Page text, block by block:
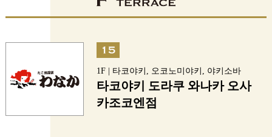
1F | 타코야키, 오코노미야키, 야키소바
타코야키 도라쿠 와나카 오사
카조코엔점